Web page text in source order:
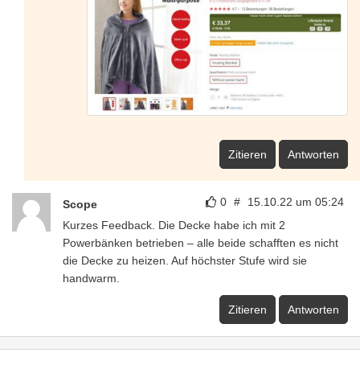
Zitieren Antworten
0 # 15.10.22 um 05:24
Scope
Kurzes Feedback. Die Decke habe ich mit 2
Powerbänken betrieben – alle beide schafften es nicht
die Decke zu heizen. Auf höchster Stufe wird sie
handwarm.
Zitieren Antworten